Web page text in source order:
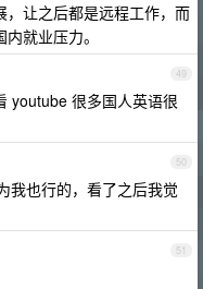
让之后都是远程工作，而
就业压力。
49
youtube 很多国人英语很
50
我也行的，看了之后我觉
51